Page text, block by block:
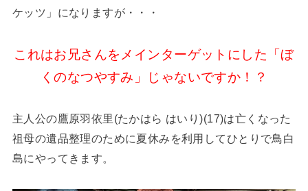
ケッツ」になりますが・・・
これはお兄さんをメインターゲットにした「ぼ
くのなつやすみ」じゃないですか！？
主人公の鷹原羽依里(たかはら はいり)(17)は亡くなった
祖母の遺品整理のために夏休みを利用してひとりで鳥白
島にやってきます。